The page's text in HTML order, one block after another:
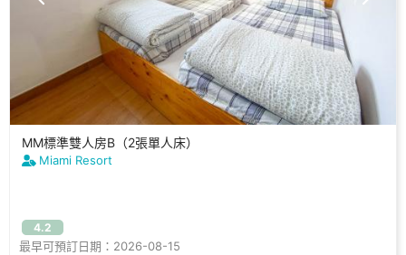
MM標準雙人房B（2張單人床）
Miami Resort
4.2
最早可預訂日期：2026-08-15